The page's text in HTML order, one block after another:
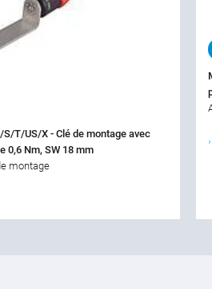
T/US/X - Clé de montage avec
0,6 Nm, SW 18 mm
montage